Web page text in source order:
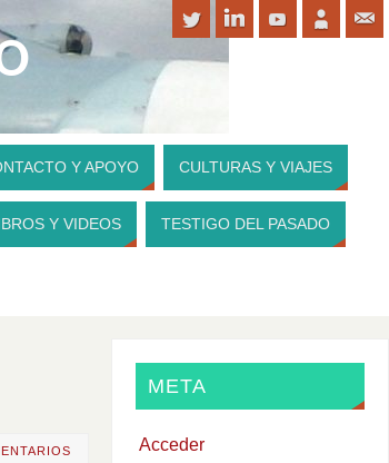
CONTRIBUIR A MI WEBSITE
Y APOYO CULTURAS Y VIAJES
Y VIDEOS TESTIGO DEL PASADO
META
Acceder